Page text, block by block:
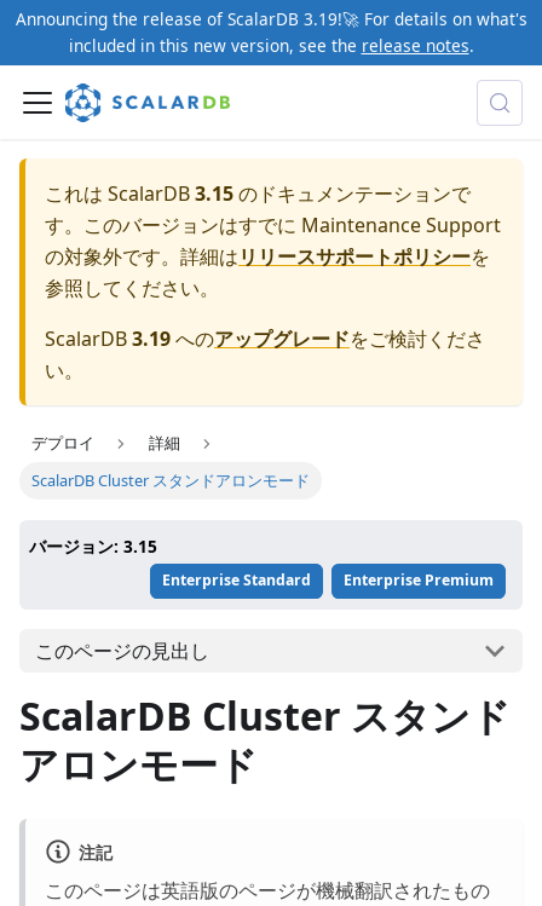
Announcing the release of ScalarDB 3.19!🚀 For details on what's
included in this new version, see the release notes.
これは ScalarDB3.15のドキュメンテーションで
す。このバージョンはすでに Maintenance Support
の対象外です。詳細はリリースサポートポリシーを
参照してください。
ScalarDB3.19へのアップグレードをご検討くださ
い。
デプロイ
詳細
ScalarDB Cluster スタンドアロンモード
バージョン: 3.15
Enterprise Standard Enterprise Premium
このページの見出し
ScalarDB Cluster スタンド
アロンモード
注記
このページは英語版のページが機械翻訳されたもの